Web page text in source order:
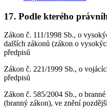
17. Podle kterého
Zákon č. 111/1998 Sb., o
dalších zákonů (zákon o
předpisů
Zákon č. 221/1999 Sb., o
předpisů
Zákon č. 585/2004 Sb., o
(branný zákon), ve znění